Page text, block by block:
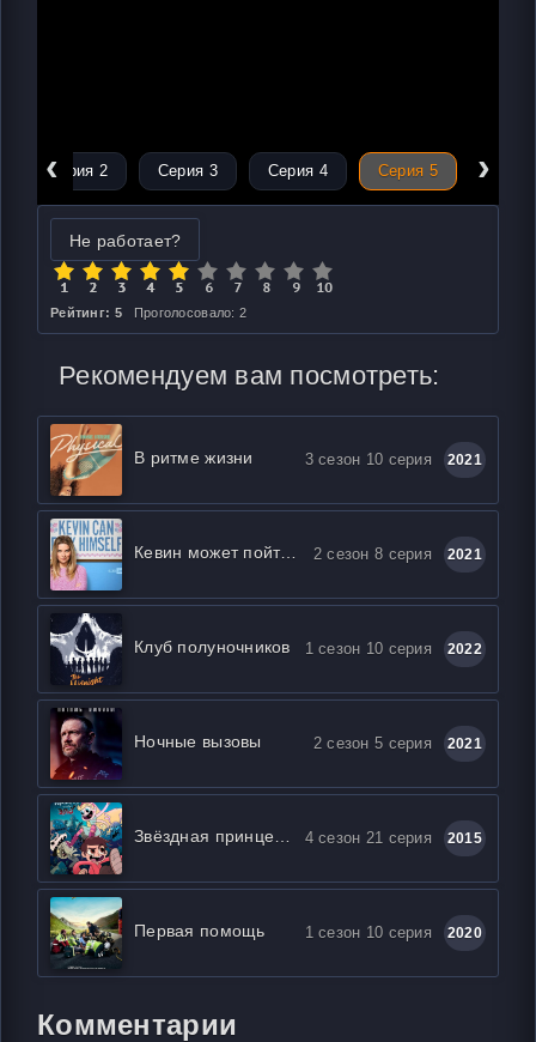
‹
Серия 2 Серия 3 Серия 4 Серия 5 ›
Не работает?
Рейтинг: 5 Проголосовало: 2
Рекомендуем вам посмотреть:
В ритме жизни 3 сезон 10 серия 2021
Кевин может пойти на*** 2 сезон 8 серия 2021
Клуб полуночников 1 сезон 10 серия 2022
Ночные вызовы 2 сезон 5 серия 2021
4 сезон 21 серия 2015
Первая помощь 1 сезон 10 серия 2020
Комментарии